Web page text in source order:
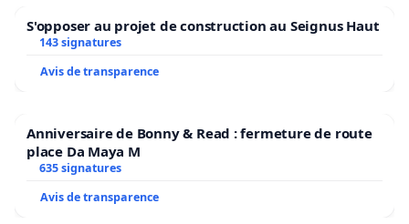
S'opposer au projet de construction au Seignus Haut
143 signatures
Avis de transparence
Anniversaire de Bonny & Read : fermeture de route
place Da Maya M
635 signatures
Avis de transparence